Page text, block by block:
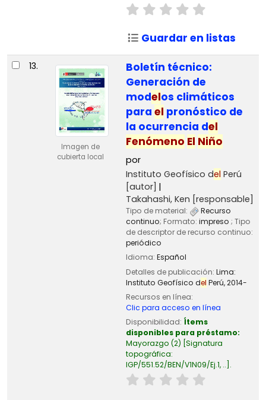
Guardar en listas
13.
Imagen de
cubierta local
Boletín técnico:
Generación de
modelos climáticos
para el pronóstico de
la ocurrencia del
Fenómeno El Niño
por
Instituto Geofísico del Perú
[autor]
Takahashi, Ken [responsable]
Tipo de material:
Recurso
continuo; Formato: impreso ; Tipo
de descriptor de recurso continuo:
periódico
Idioma: Español
Detalles de publicación: Lima:
Instituto Geofísico del Perú,2014-
Recursos en línea:
Clic para acceso en línea
Disponibilidad: Ítems
disponibles para préstamo:
Mayorazgo (2) Signatura
topográfica:
IGP/551.52/BEN/V1N09/Ej.1, .. .